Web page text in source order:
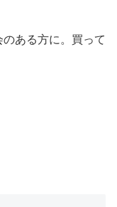
ある方に。買って